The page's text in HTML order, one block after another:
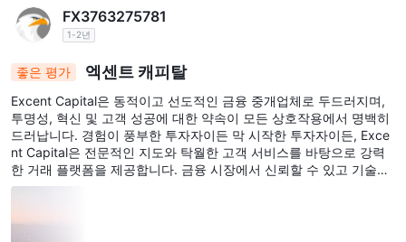
FX3763275781
1-2년
좋은 평가 엑센트 캐피탈
Excent Capital은 동적이고 선도적인 금융 중개업체로 두드러지며,
투명성, 혁신 및 고객 성공에 대한 약속이 모든 상호작용에서 명백히
드러납니다. 경험이 풍부한 투자자이든 막 시작한 투자자이든, Exce
nt Capital은 전문적인 지도와 탁월한 고객 서비스를 바탕으로 강력
한 거래 플랫폼을 제공합니다. 금융 시장에서 신뢰할 수 있고 기술에
능통하며 고객 중심적인 파트너를 찾는 누구에게나 Excent Capital